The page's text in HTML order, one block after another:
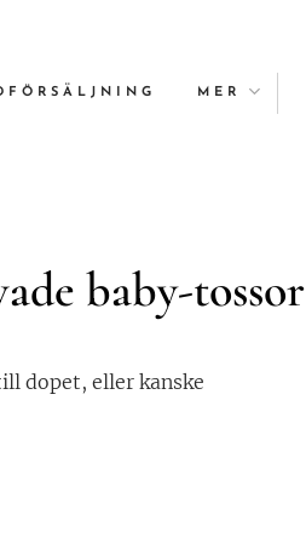
MER
baby-tossor
dopet, eller kanske